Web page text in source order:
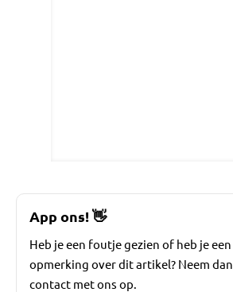
App ons!👋
Heb je een foutje gezien of heb je een
opmerking over dit artikel? Neem dan
contact met ons op.